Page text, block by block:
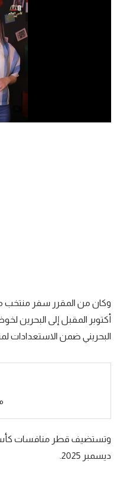
الدوري السعودي للمحترفين
الدوري الإسباني
دوري أبطال أوروبا
كرة سلة
أكتوبر المقبل إلى البحرين
البحريني ضمن الاستعدادات
ديسمبر 2025.